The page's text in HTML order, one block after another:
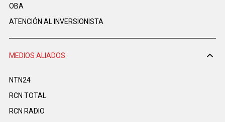
OBA
ATENCIÓN AL INVERSIONISTA
MEDIOS ALIADOS
NTN24
RCN TOTAL
RCN RADIO